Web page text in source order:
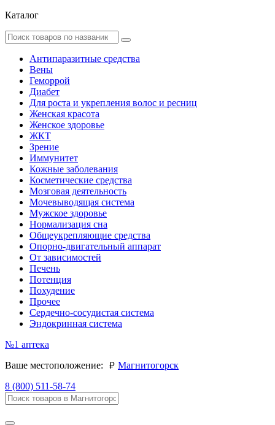
Каталог
Антипаразитные средства
Вены
Геморрой
Диабет
Для роста и укрепления волос и ресниц
Женская красота
Женское здоровье
ЖКТ
Зрение
Иммунитет
Кожные заболевания
Косметические средства
Мозговая деятельность
Мочевыводящая система
Мужское здоровье
Нормализация сна
Общеукрепляющие средства
Опорно-двигательный аппарат
От зависимостей
Печень
Потенция
Похудение
Прочее
Сердечно-сосудистая система
Эндокринная система
№1 аптека
Ваше местоположение:
руб. Магнитогорск
8 (800) 511-58-74